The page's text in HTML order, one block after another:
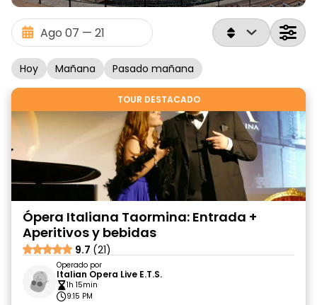
Hoy Mañana Pasado mañana
TOUR DESTACADO
Ópera Italiana Taormina: Entrada +
Aperitivos y bebidas
9.7 (21)
Operado por
Italian Opera Live E.T.S.
1h 15min
9:15 PM